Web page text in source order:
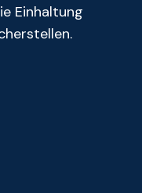
Einhaltung